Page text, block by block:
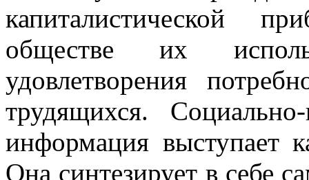
капиталистической
обществе их
удовлетворения
трудящихся. Социально-
информация выступает
Она синтезирует в себе